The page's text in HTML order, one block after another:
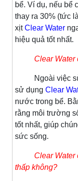
bể. Ví dụ, nếu bể
thay ra 30% (tức
xịtClear Water
hiệu quả tốt nhất.
Clear Water
Ngoài việc sử
sử dụng Clear
nước trong bể.
rằng môi trường
tốt nhất, giúp
sức sống.
Clear Water
thấp không?